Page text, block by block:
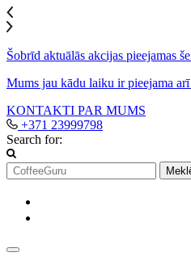
Šobrīd aktuālās akcijas pieejamas
Mums jau kādu laiku ir pieejama
KONTAKTI PAR MUMS
+371 23999798
Search for: